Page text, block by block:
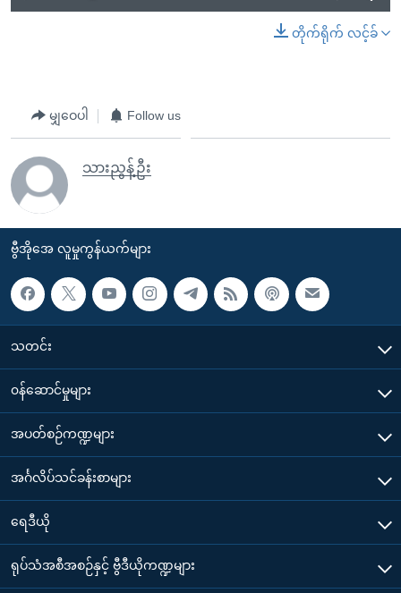
တိုက်ရိုက် လင့်ခ်
မျှဝေပါ Follow us
သားညွန့်ဦး
ဗွီအိုအေ လူမှုကွန်ယက်များ
သတင်း
၀န်ဆောင်မှုများ
အပတ်စဉ်ကဏ္ဍများ
အင်္ဂလိပ်သင်ခန်းစာများ
ရေဒီယို
ရုပ်သံအစီအစဉ်နှင့် ဗွီဒီယိုကဏ္ဍများ